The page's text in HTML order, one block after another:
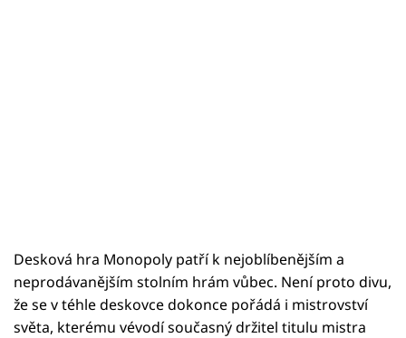
Desková hra Monopoly patří k nejoblíbenějším a
neprodávanějším stolním hrám vůbec. Není proto divu,
že se v téhle deskovce dokonce pořádá i mistrovství
světa, kterému vévodí současný držitel titulu mistra